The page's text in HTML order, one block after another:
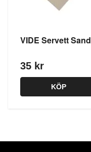
VIDE Servett Sand
35 kr
KÖP